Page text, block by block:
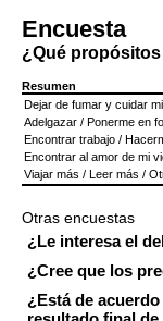
Encuesta
¿Qué
Resumen
Dejar de fumar y cuidar
Adelgazar / Ponerme en
Encontrar trabajo /
Encontrar al amor de mi
Viajar más / Leer más /
Otras encuestas
¿Le interesa el
¿Cree que los
¿Está de
resultado final